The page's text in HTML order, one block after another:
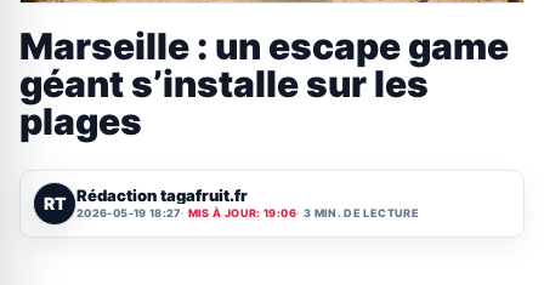
Marseille : un escape game
géant s’installe sur les
plages
RT Rédaction tagafruit.fr
2026-05-19 18:27 MIS À JOUR: 19:06 3 MIN. DE LECTURE